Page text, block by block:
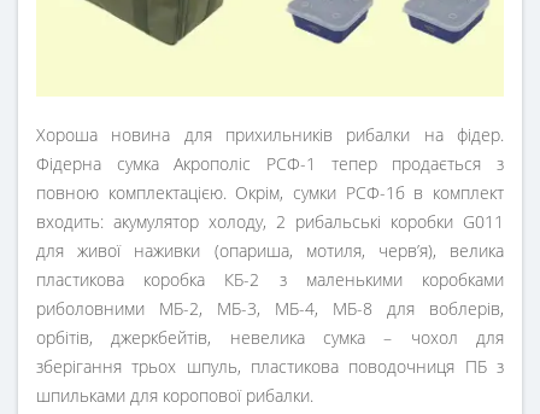
Хороша новина для прихильників рибалки на фідер.
Фідерна сумка Акрополіс РСФ-1 тепер продається з
повною комплектацією. Окрім, сумки РСФ-1б в комплект
входить: акумулятор холоду, 2 рибальські коробки G011
для живої наживки (опариша, мотиля, черв’я), велика
пластикова коробка КБ-2 з маленькими коробками
риболовними МБ-2, МБ-3, МБ-4, МБ-8 для воблерів,
орбітів, джеркбейтів, невелика сумка – чохол для
зберігання трьох шпуль, пластикова поводочниця ПБ з
шпильками для коропової рибалки.